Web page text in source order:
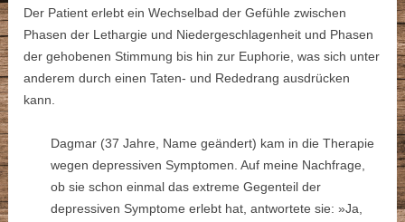
Der Patient erlebt ein Wechselbad der Gefühle zwischen
Phasen der Lethargie und Niedergeschlagenheit und Phasen
der gehobenen Stimmung bis hin zur Euphorie, was sich unter
anderem durch einen Taten- und Rededrang ausdrücken
kann.
Dagmar (37 Jahre, Name geändert) kam in die Therapie
wegen depressiven Symptomen. Auf meine Nachfrage,
ob sie schon einmal das extreme Gegenteil der
depressiven Symptome erlebt hat, antwortete sie: »Ja,